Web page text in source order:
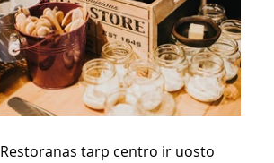
Restoranas tarp centro ir uosto